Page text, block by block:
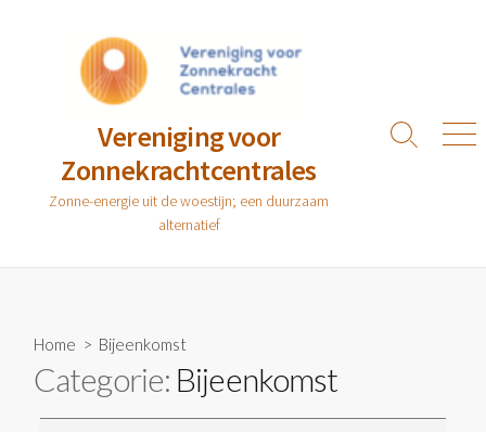
Vereniging voor
Zonnekrachtcentrales
Zonne-energie uit de woestijn; een duurzaam
alternatief
Zoeken
Home > Bijeenkomst
Categorie: Bijeenkomst